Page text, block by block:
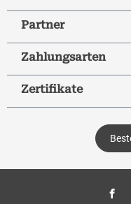
Partner
Zahlungsarten
Zertifikate